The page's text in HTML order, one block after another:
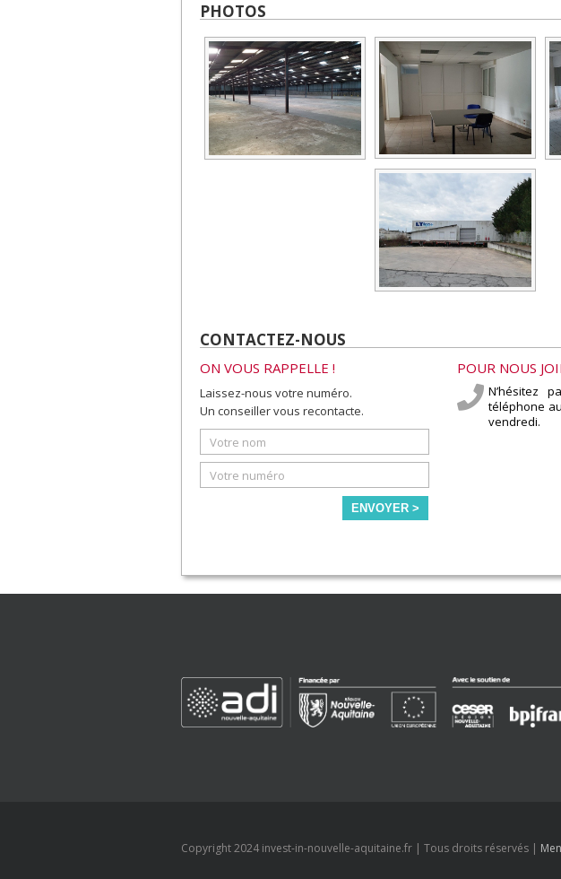
PHOTOS
CONTACTEZ-NOUS
ON VOUS RAPPELLE !
Laissez-nous votre numéro.
Un conseiller vous recontacte.
ENVOYER >
POUR NOUS
N’hésitez
téléphone au
vendredi.
Copyright 2024 invest-in-nouvelle-aquitaine.fr | Tous droits réservés |